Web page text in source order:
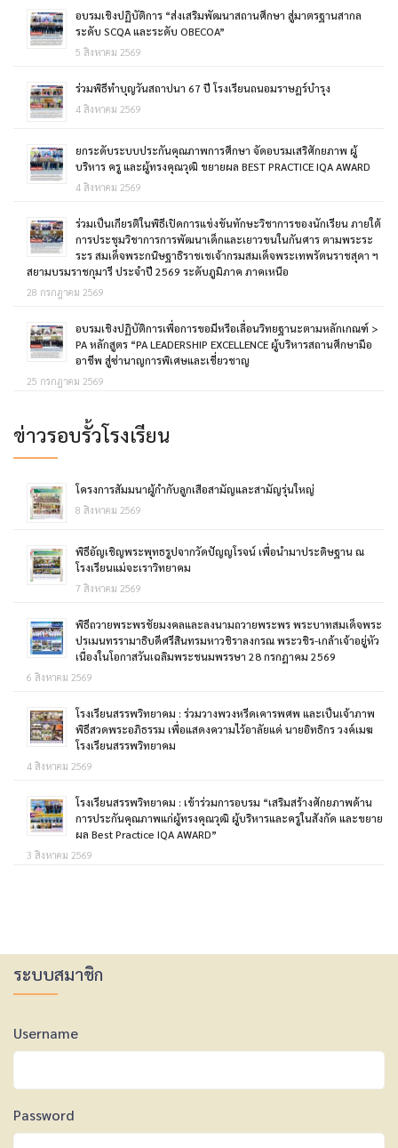
อบรมเชิงปฏิบัติการ “ส่งเสริมพัฒนาสถานศึกษา สู่มาตรฐานสากล
ระดับ SCQA และระดับ OBECOA”
5 สิงหาคม 2569
ร่วมพิธีทำบุญวันสถาปนา 67 ปี โรงเรียนถนอมราษฎร์บำรุง
4 สิงหาคม 2569
ยกระดับระบบประกันคุณภาพการศึกษา จัดอบรมเสริศักยภาพ ผู้
บริหาร ครู และผู้ทรงคุณวุฒิ ขยายผล BEST PRACTICE IQA AWARD
4 สิงหาคม 2569
ร่วมเป็นเกียรติในพิธีเปิดการแข่งขันทักษะวิชาการของนักเรียน ภายใต้
การประชุมวิชาการการพัฒนาเด็กและเยาวขนในกันศาร ตามพระระ
ระร สมเด็จพระกนิษฐาธิราชเชเจ้ากรมสมเด็จพระเทพรัตนราชสุดา ฯ
สยามบรมราชกุมารี ประจำปี 2569 ระดับภูมิภาค ภาคเหนือ
28 กรกฎาคม 2569
อบรมเชิงปฏิบัติการเพื่อการขอมีหรือเลื่อนวิทยฐานะตามหลักเกณฑ์ >
PA หลักสูตร “PA LEADERSHIP EXCELLENCE ผู้บริหารสถานศึกษามือ
อาชีพ สู่ซ่านาญการพิเศษและเชี่ยวชาญ
25 กรกฎาคม 2569
ข่าวรอบรั้วโรงเรียน
โครงการสัมมนาผู้กำกับลูกเสือสามัญและสามัญรุ่นใหญ่
8 สิงหาคม 2569
พิธีอัญเชิญพระพุทธรูปจากวัดปัญญโรจน์ เพื่อนำมาประดิษฐาน ณ
โรงเรียนแม่จะเราวิทยาคม
7 สิงหาคม 2569
พิธีถวายพระพรชัยมงคลและลงนามถวายพระพร พระบาทสมเด็จพระ
ปรเมนทรรามาธิบดีศรีสินทรมหาวชิราลงกรณ พระวชิร-เกล้าเจ้าอยู่หัว
เนื่องในโอกาสวันเฉลิมพระชนมพรรษา 28 กรกฎาคม 2569
6 สิงหาคม 2569
โรงเรียนสรรพวิทยาคม : ร่วมวางพวงหรีดเคารพศพ และเป็นเจ้าภาพ
พิธีสวดพระอภิธรรม เพื่อแสดงความไว้อาลัยแด่ นายอิทธิกร วงค์เมฆ
โรงเรียนสรรพวิทยาคม
4 สิงหาคม 2569
โรงเรียนสรรพวิทยาคม : เข้าร่วมการอบรม “เสริมสร้างศักยภาพด้าน
การประกันคุณภาพแก่ผู้ทรงคุณวุฒิ ผู้บริหารและครูในสังกัด และขยาย
ผล Best Practice IQA AWARD”
3 สิงหาคม 2569
ระบบสมาชิก
Username
Password